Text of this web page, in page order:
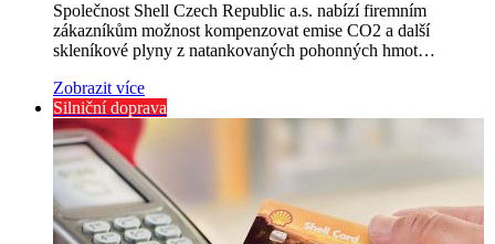
Společnost Shell Czech Republic a.s. nabízí firemním
zákazníkům možnost kompenzovat emise CO2 a další
skleníkové plyny z natankovaných pohonných hmot…
Zobrazit více
Silniční doprava